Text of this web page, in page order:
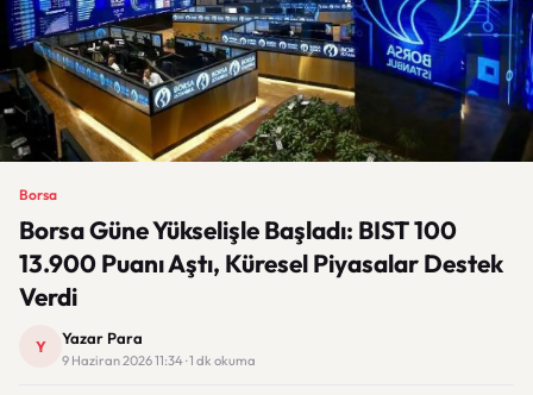
Borsa
Borsa Güne Yükselişle Başladı: BIST 100
13.900 Puanı Aştı, Küresel Piyasalar Destek
Verdi
Y Yazar Para
9 Haziran 2026 11:34 · 1 dk okuma